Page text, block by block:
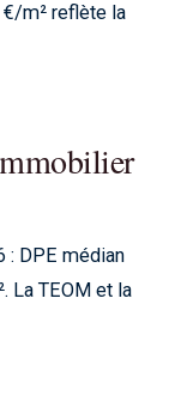
m² reflète la
: DPE médian
La TEOM et la